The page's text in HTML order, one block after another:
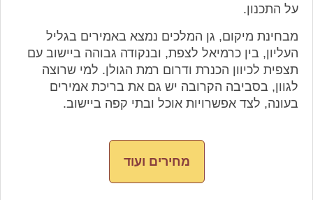
על התכנון.
מבחינת מיקום, גן המלכים נמצא באמירים בגליל
העליון, בין כרמיאל לצפת, ובנקודה גבוהה ביישוב עם
תצפית לכיוון הכנרת ודרום רמת הגולן. למי שרוצה
לגוון, בסביבה הקרובה יש גם את בריכת אמירים
בעונה, לצד אפשרויות אוכל ובתי קפה ביישוב.
מחירים ועוד